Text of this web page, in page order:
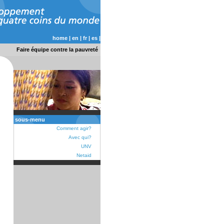
home | en | fr | es |
Faire équipe contre la pauvreté
sous-menu
Comment agir?
Avec qui?
UNV
Netaid